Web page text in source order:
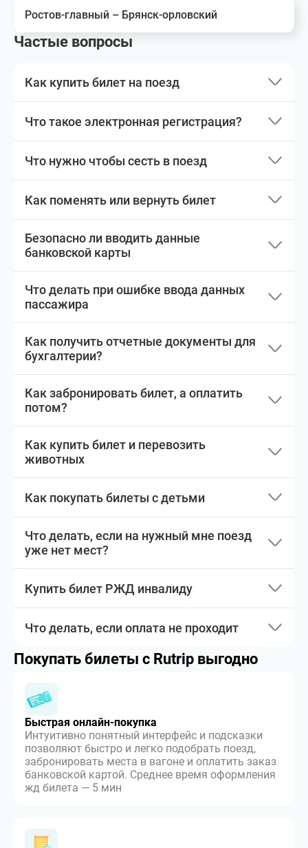
Ростов-главный – Брянск-орловский
Частые вопросы
Как купить билет на поезд
Что такое электронная регистрация?
Что нужно чтобы сесть в поезд
Как поменять или вернуть билет
Безопасно ли вводить данные
банковской карты
Что делать при ошибке ввода данных
пассажира
Как получить отчетные документы для
бухгалтерии?
Как забронировать билет, а оплатить
потом?
Как купить билет и перевозить
животных
Как покупать билеты с детьми
Что делать, если на нужный мне поезд
уже нет мест?
Купить билет РЖД инвалиду
Что делать, если оплата не проходит
Покупать билеты с Rutrip выгодно
Быстрая онлайн-покупка
Интуитивно понятный интерфейс и подсказки
позволяют быстро и легко подобрать поезд,
забронировать места в вагоне и оплатить заказ
банковской картой. Среднее время оформления
жд билета — 5 мин